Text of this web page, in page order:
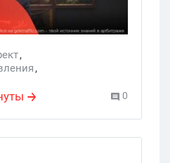
,
,
,Яндекс Маркет 0